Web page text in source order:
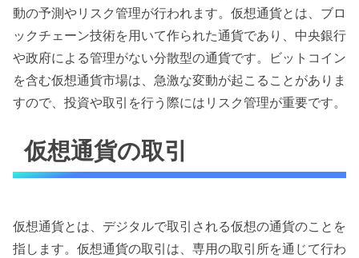
動の予測やリスク管理が行われます。仮想通貨とは、ブロ
ックチェーン技術を用いて作られた通貨であり、中央銀行
や政府による管理がない分散型の通貨です。ビットコイン
を含む仮想通貨市場は、急激な変動が起こることがありま
すので、投資や取引を行う際にはリスク管理が重要です。
仮想通貨の取引
仮想通貨とは、デジタルで取引される仮想の通貨のことを
指します。仮想通貨の取引は、専用の取引所を通じて行わ